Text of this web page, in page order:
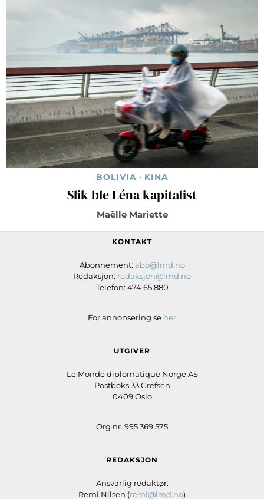
BOLIVIA · KINA
Slik ble Léna kapitalist
Maëlle Mariette
KONTAKT
Abonnement: abo@lmd.no
Redaksjon: redaksjon@lmd.no
Telefon: 474 65 880
For annonsering se her
UTGIVER
Le Monde diplomatique Norge AS
Postboks 33 Grefsen
0409 Oslo
Org.nr. 995 369 575
REDAKSJON
Ansvarlig redaktør:
Remi Nilsen (remi@lmd.no)